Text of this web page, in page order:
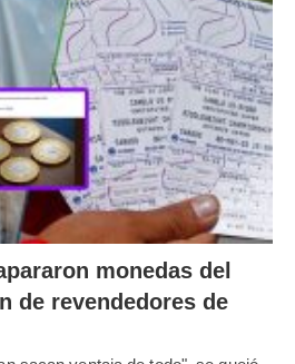
monedas del
de revendedores de